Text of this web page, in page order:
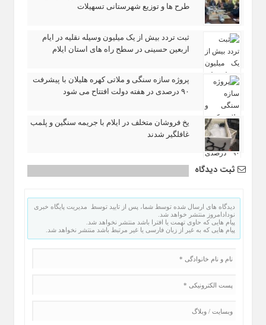
طرح‌ ها و توزیع شهرستانی تسهیلات
ثبت تردد بیش از یک میلیون وسیله نقلیه در ایام
اربعین حسینی در سطح راه‌ های استان ایلام
پروژه سازه سنگی و ملاتی کهره هلیلان با پیشرفت
۹۰ درصدی در هفته دولت افتتاح می شود
یخ‌ فروشان متخلف در ایلام با جریمه سنگین و پلمب
غافلگیر شدند
ثبت دیدگاه
دیدگاه های ارسال شده توسط شما، پس از تایید توسط مدیریت پایگاه خبری
نودادامروز منتشر خواهد شد.
پیام هایی که حاوی تهمت یا افترا باشد منتشر نخواهد شد.
پیام هایی که به غیر از زبان فارسی یا غیر مرتبط باشد منتشر نخواهد شد.